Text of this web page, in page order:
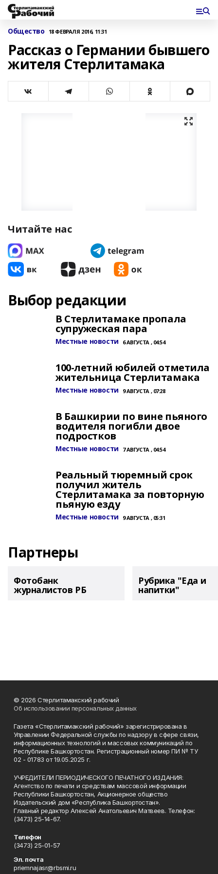
Общество 18 ФЕВРАЛЯ 2016, 11:31
Рассказ о Германии бывшего
жителя Стерлитамака
Читайте нас
Выбор редакции
В Стерлитамаке пропала
супружеская пара
Местные новости 6 АВГУСТА , 04:54
100-летний юбилей отметила
жительница Стерлитамака
Местные новости 9 АВГУСТА , 07:28
В Башкирии по вине пьяного
водителя погибли двое
подростков
Местные новости 7 АВГУСТА , 04:54
Реальный тюремный срок
получил житель
Стерлитамака за повторную
пьяную езду
Местные новости 9 АВГУСТА , 05:31
Партнеры
Фотобанк
журналистов РБ
Рубрика "Еда и
напитки"
© 2026 Стерлитамакский рабочий
Об использовании персональных данных
Газета «Стерлитамакский рабочий» зарегистрирована в
Управлении Федеральной службы по надзору в сфере связи,
информационных технологий и массовых коммуникаций по
Республике Башкортостан. Регистрационный номер ПИ № ТУ
02 - 01783 от 19.05.2025 г.
УЧРЕДИТЕЛИ ПЕРИОДИЧЕСКОГО ПЕЧАТНОГО ИЗДАНИЯ:
Агентство по печати и средствам массовой информации
Республики Башкортостан, Акционерное общество
Издательский дом «Республика Башкортостан».
Главный редактор Алексей Анатольевич Матвеев. Телефон:
(3473) 25-14-67.
Телефон
(3473) 25-01-57
Эл. почта
priemnajasr@rbsmi.ru